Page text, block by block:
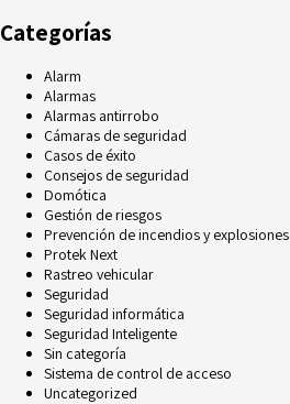
Categorías
Alarm
Alarmas
Alarmas antirrobo
Cámaras de seguridad
Casos de éxito
Consejos de seguridad
Domótica
Gestión de riesgos
Prevención de incendios y explosiones
Protek Next
Rastreo vehicular
Seguridad
Seguridad informática
Seguridad Inteligente
Sin categoría
Sistema de control de acceso
Uncategorized